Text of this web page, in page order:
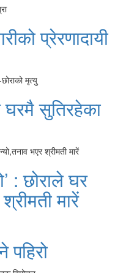
प्रेरणादायी
घरमै सुतिरहेका
: छोराले घर
मारें
पहिरो